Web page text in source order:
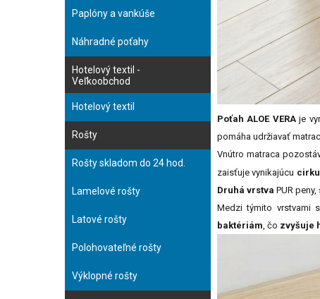
Paplóny a vankúše
Náhradné poťahy
Hotelový textil -
Veľkoobchod
Hotelový textil
Rošty
Rošty skladom do 24 hod.
Lamelové rošty
Latové rošty
Polohovateľné rošty
Výklopné rošty
Poťah ALOE VERAje
pomáha udržiavať
Vnútro matraca
zaisťuje vynikajúcu
Druhá vrstva PUR
Medzi týmito vrstvami
baktériám , čo zvyšuje